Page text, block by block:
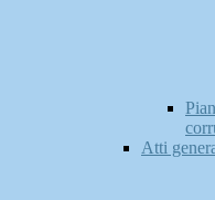
Atti